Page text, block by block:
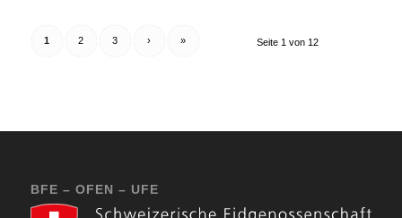
Seite 1 von 12
1 2 3 › »
BFE – OFEN – UFE